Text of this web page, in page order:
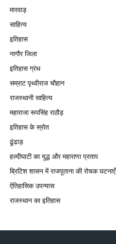
मारवाड़
साहित्य
इतिहास
नागौर जिला
इतिहास ग्रंथ
सम्राट पृथ्वीराज चौहान
राजस्थानी साहित्य
महाराजा रूपसिंह राठौड़
इतिहास के स्रोत
ढूंढाड़
हल्दीघाटी का युद्ध और महाराणा प्रताप
ब्रिटिश शासन में राजपूताना की रोचक घटनाएँ
ऐतिहासिक उपन्यास
राजस्थान का इतिहास